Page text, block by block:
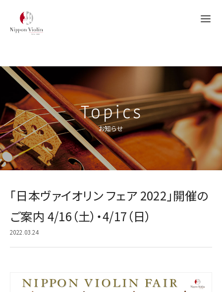
Topics
お知らせ
「日本ヴァイオリン フェア 2022」開催の
ご案内 4/16（土）・4/17（日）
2022.03.24